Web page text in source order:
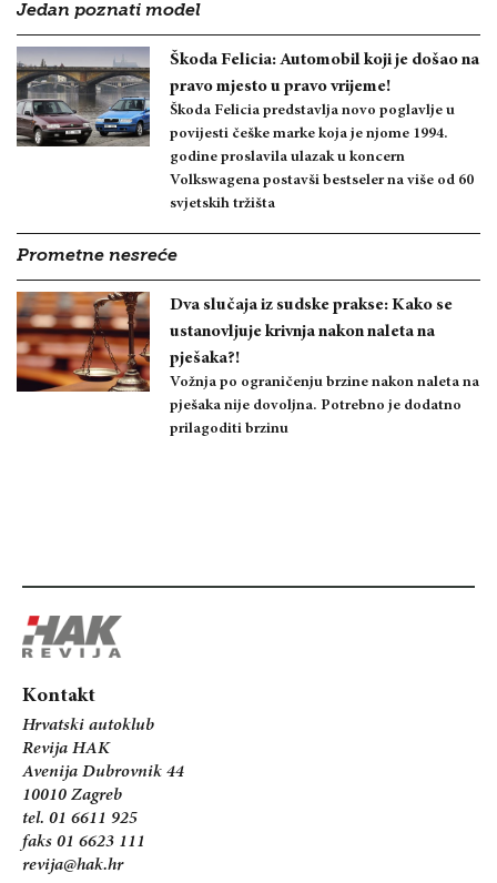
Jedan poznati model
Škoda Felicia: Automobil koji je došao na
pravo mjesto u pravo vrijeme!
Škoda Felicia predstavlja novo poglavlje u
povijesti češke marke koja je njome 1994.
godine proslavila ulazak u koncern
Volkswagena postavši bestseler na više od 60
svjetskih tržišta
Prometne nesreće
Dva slučaja iz sudske prakse: Kako se
ustanovljuje krivnja nakon naleta na
pješaka?!
Vožnja po ograničenju brzine nakon naleta na
pješaka nije dovoljna. Potrebno je dodatno
prilagoditi brzinu
Kontakt
Hrvatski autoklub
Revija HAK
Avenija Dubrovnik 44
10010 Zagreb
tel. 01 6611 925
faks 01 6623 111
revija@hak.hr